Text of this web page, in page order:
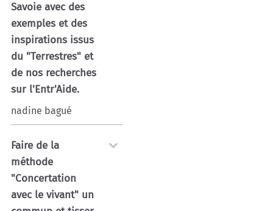
Savoie avec des
exemples et des
inspirations issus
du "Terrestres" et
de nos recherches
sur l'Entr'Aide.
nadine bagué
Faire de la
méthode
"Concertation
avec le vivant" un